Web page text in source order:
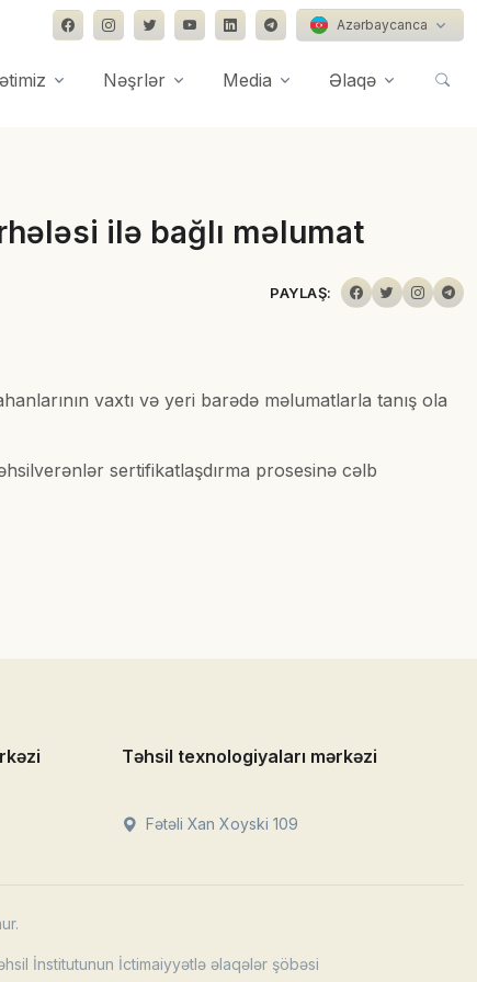
Azərbaycanca
Nəşrlər Media Əlaqə
ilə bağlı məlumat
PAYLAŞ:
vaxtı və yeri barədə məlumatlarla tanış ola
sertifikatlaşdırma prosesinə cəlb
Təhsil texnologiyaları mərkəzi
Fətəli Xan Xoyski 109
İnstitutunun İctimaiyyətlə əlaqələr şöbəsi